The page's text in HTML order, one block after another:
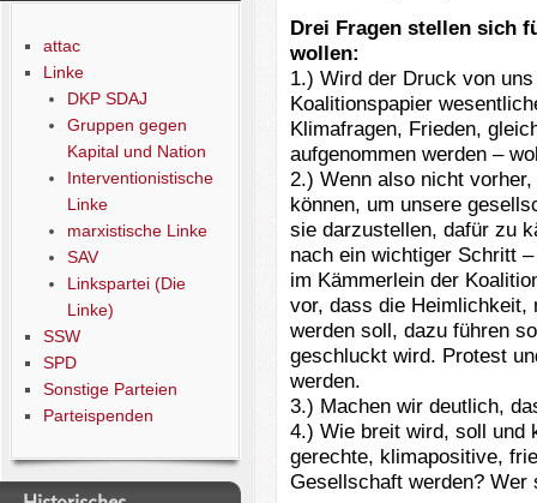
attac
Linke
DKP SDAJ
Gruppen gegen
Kapital und Nation
Interventionistische
Linke
marxistische Linke
SAV
Linkspartei (Die
Linke)
SSW
SPD
Sonstige Parteien
Parteispenden
Drei Fragen stellen sich
wollen:
1.) Wird der Druck von
Koalitionspapier
Klimafragen, Frieden,
aufgenommen werden –
2.) Wenn also nicht
können, um unsere
sie darzustellen, dafür zu
nach ein wichtiger Schritt
im Kämmerlein der
vor, dass die Heimlichkeit,
werden soll, dazu führen
geschluckt wird. Protest
werden.
3.) Machen wir deutlich,
4.) Wie breit wird, soll und
gerechte, klimapositive,
Gesellschaft werden? Wer